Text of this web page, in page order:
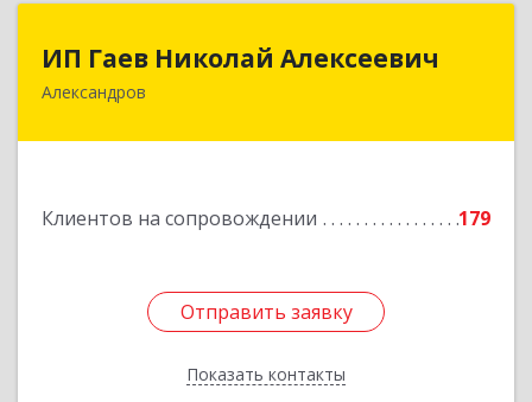
ИП Гаев Николай Алексеевич
Александров
Клиентов на сопровождении 179
Отправить заявку
Показать контакты
ИП Гаев Николай Алексеевич
601650, Владимирская обл, Александровский р-
Отправить заявку
Назад